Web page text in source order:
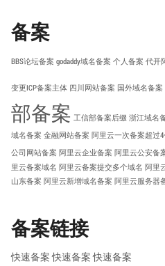
备案
BBS论坛备案 godaddy域名备案 个人备案 代开
变更ICP备案主体 四川网站备案 国外域名备案
部备案 工信部备案后缀 浙江域名
域名备案 金融网站备案 阿里云一次备案超过
公司网站备案 阿里云企业备案 阿里云公安备
里云备案域名 阿里云备案提交多个域名 阿里
山东备案 阿里云新增域名备案 阿里云服务器
备案链接
快速备案 快速备案 快速备案